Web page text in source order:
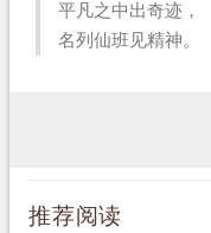
平凡之中出奇迹，
名列仙班见精神。
推荐阅读